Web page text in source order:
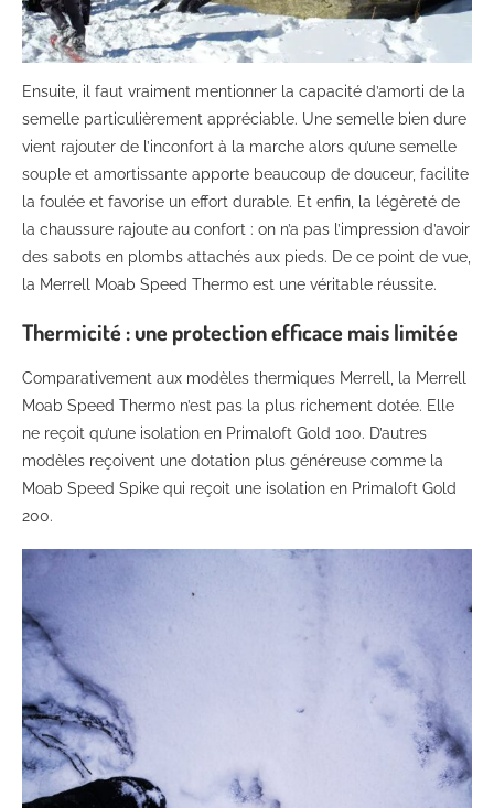
Ensuite, il faut vraiment mentionner la capacité d’amorti de la
semelle particulièrement appréciable. Une semelle bien dure
vient rajouter de l’inconfort à la marche alors qu’une semelle
souple et amortissante apporte beaucoup de douceur, facilite
la foulée et favorise un effort durable. Et enfin, la légèreté de
la chaussure rajoute au confort : on n’a pas l’impression d’avoir
des sabots en plombs attachés aux pieds. De ce point de vue,
la Merrell Moab Speed Thermo est une véritable réussite.
Thermicité : une protection efficace mais limitée
Comparativement aux modèles thermiques Merrell, la Merrell
Moab Speed Thermo n’est pas la plus richement dotée. Elle
ne reçoit qu’une isolation en Primaloft Gold 100. D’autres
modèles reçoivent une dotation plus généreuse comme la
Moab Speed Spike qui reçoit une isolation en Primaloft Gold
200.